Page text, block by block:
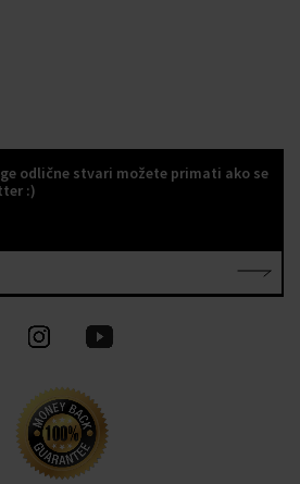
odlične stvari možete primati ako se
:)